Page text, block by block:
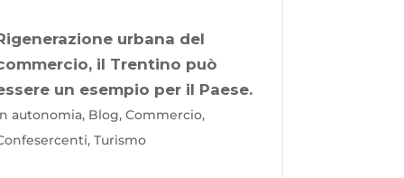
urbana del
il Trentino può
un esempio per il Paese.
autonomia, Blog, Commercio,
Turismo